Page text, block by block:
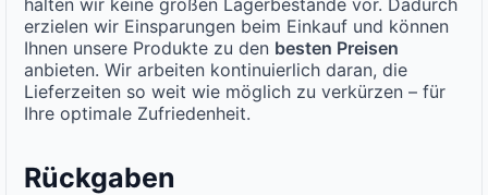
halten wir keine großen Lagerbestände vor. Dadurch
erzielen wir Einsparungen beim Einkauf und können
Ihnen unsere Produkte zu den besten Preisen
anbieten. Wir arbeiten kontinuierlich daran, die
Lieferzeiten so weit wie möglich zu verkürzen – für
Ihre optimale Zufriedenheit.
Rückgaben